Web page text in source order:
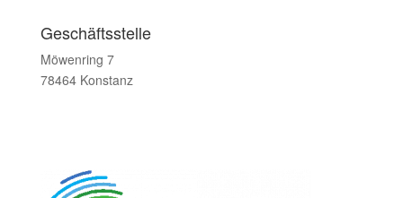
Geschäftsstelle
Möwenring 7
78464 Konstanz